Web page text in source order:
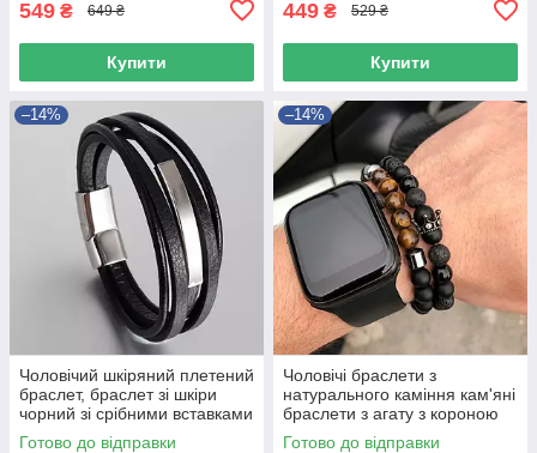
549 ₴ 649 ₴
Купити
449 ₴ 529 ₴
Купити
–14%
Чоловічий шкіряний плетений
браслет, браслет зі шкіри
чорний зі срібними вставками
Готово до відправки
–14%
Чоловічі браслети з
натурального каміння кам'яні
браслети з агату з короною
набір
Готово до відправки